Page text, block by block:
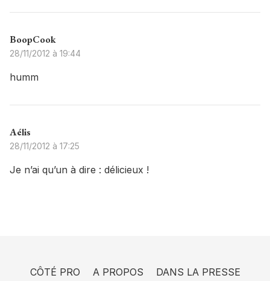
BoopCook
28/11/2012 à 19:44
humm
Aélis
28/11/2012 à 17:25
Je n’ai qu’un à dire : délicieux !
CÔTÉ PRO A PROPOS DANS LA PRESSE